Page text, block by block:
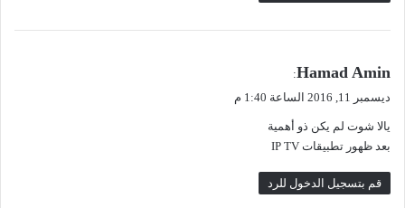
ي
ل
Hamad Amin
:
ديسمبر 11, 2016 الساعة 1:40 م
يالا شوت لم يكن ذو أهمية
بعد ظهور تطبيقات IP TV
قم بتسجيل الدخول للرد